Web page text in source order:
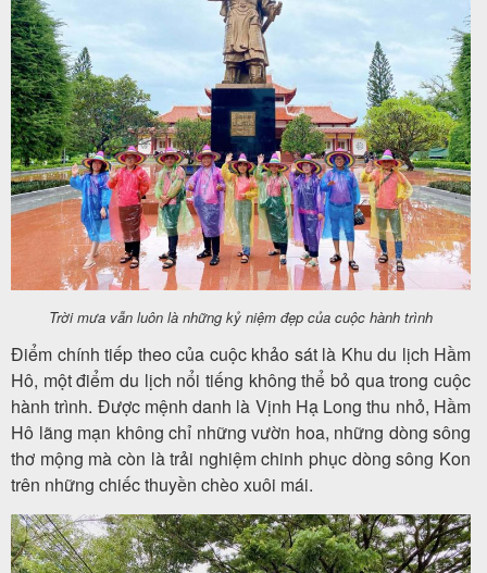
Trời mưa vẫn luôn là những kỷ niệm đẹp của cuộc hành trình
Điểm chính tiếp theo của cuộc khảo sát là Khu du lịch Hầm
Hô, một điểm du lịch nổi tiếng không thể bỏ qua trong cuộc
hành trình. Được mệnh danh là Vịnh Hạ Long thu nhỏ, Hầm
Hô lãng mạn không chỉ những vườn hoa, những dòng sông
thơ mộng mà còn là trải nghiệm chinh phục dòng sông Kon
trên những chiếc thuyền chèo xuôi mái.